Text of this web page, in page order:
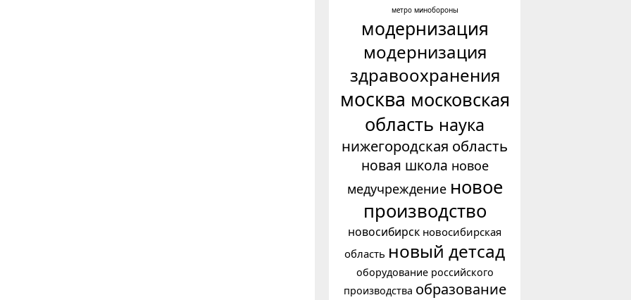
метро минобороны
модернизация
модернизация
здравоохранения
москва московская
область наука
нижегородская область
новая школа новое
медучреждение новое
производство
новосибирск новосибирская
область новый детсад
оборудование российского
производства образование